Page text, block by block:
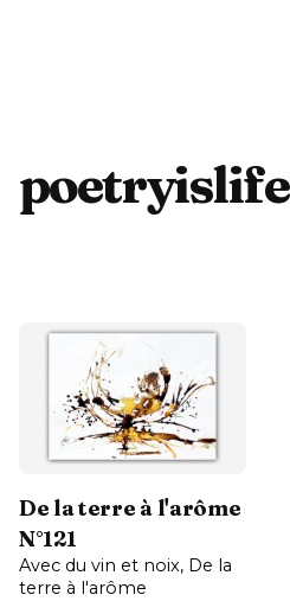
poetryislife
Contactez-moi
De la terre à l'arôme
N°121
Avec du vin et noix De la
terre à l'arôme